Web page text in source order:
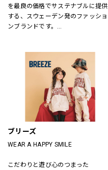
を最良の価格でサステナブルに提供
する、スウェーデン発のファッショ
ンブランドです。
さまをお迎えしています。
H&Mお問い合わせ窓口:
https://lin.ee/k1gDN7M（LINEでの
お問い合わせ）
ブリーズ
WEAR A HAPPY SMILE
こだわりと遊び心のつまった